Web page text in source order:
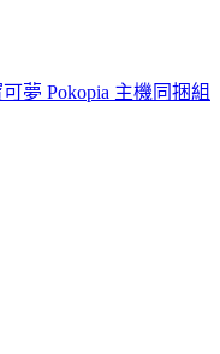
夢 Pokopia 主機同捆組